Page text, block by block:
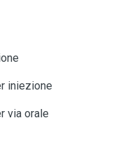
iniezione
via orale